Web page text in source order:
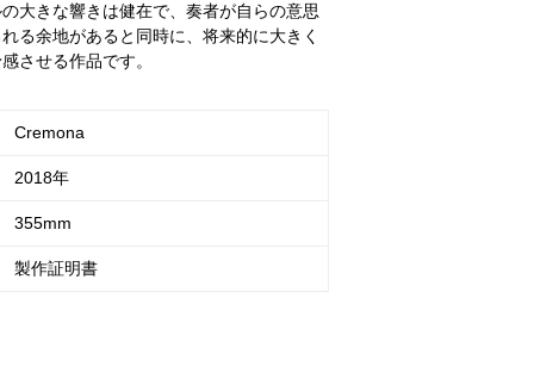
大きな響きは健在で、奏者が自らの意思
る余地があると同時に、将来的に大きく
させる作品です。
Cremona
2018年
355mm
製作証明書